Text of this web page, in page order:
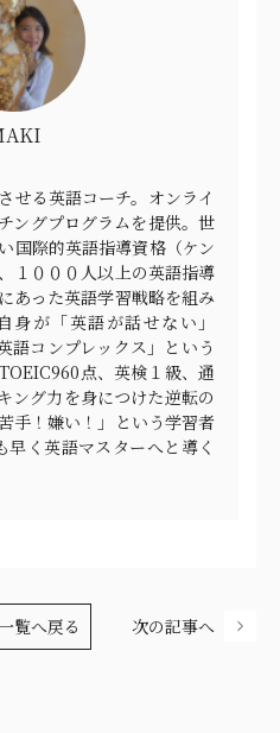
せる英語コーチ。オンライ
ングプログラムを提供。世
国際的英語指導資格（ケン
１０００人以上の英語指導
あった英語学習戦略を組み
身が「英語が話せない」
語コンプレックス」という
点、英検１級、通
ング力を身につけた逆転の
手！嫌い！」という学習者
早く英語マスターへと導く
覧へ戻る 次の記事へ